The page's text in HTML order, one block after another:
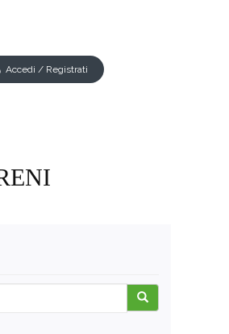
Accedi / Registrati